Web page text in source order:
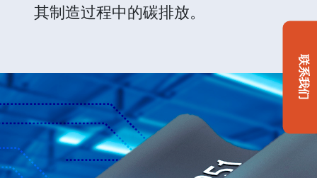
其制造过程中的碳排放。
联系我们